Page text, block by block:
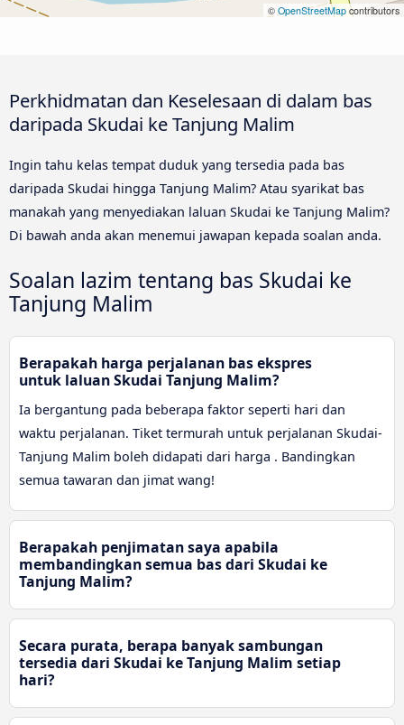
© OpenStreetMap contributors
Perkhidmatan dan Keselesaan di dalam bas
daripada Skudai ke Tanjung Malim
Ingin tahu kelas tempat duduk yang tersedia pada bas
daripada Skudai hingga Tanjung Malim? Atau syarikat bas
manakah yang menyediakan laluan Skudai ke Tanjung Malim?
Di bawah anda akan menemui jawapan kepada soalan anda.
Soalan lazim tentang bas Skudai ke
Tanjung Malim
Berapakah harga perjalanan bas ekspres
untuk laluan Skudai Tanjung Malim?
Ia bergantung pada beberapa faktor seperti hari dan
waktu perjalanan. Tiket termurah untuk perjalanan Skudai-
Tanjung Malim boleh didapati dari harga . Bandingkan
semua tawaran dan jimat wang!
Berapakah penjimatan saya apabila
membandingkan semua bas dari Skudai ke
Tanjung Malim?
Secara purata, berapa banyak sambungan
tersedia dari Skudai ke Tanjung Malim setiap
hari?